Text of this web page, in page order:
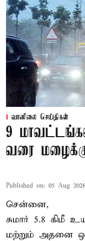
வானிலை செய்திகள்
9
வரை
Published on: 05 Aug
சென்னை,
சுமார் 5.8 கிமீ
மற்றும் அதனை